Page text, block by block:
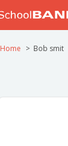
Home Bob smit